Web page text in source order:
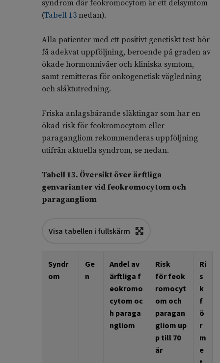
syndrom där feokromocytom är ett delsymtom
(Tabell 13nedan).
Alla patienter med ett positivt genetiskt test bör
få adekvat uppföljning, beroende på graden av
ökade hormonnivåer och kliniska symtom,
samt remitteras för onkogenetisk vägledning
och släktutredning.
Friska anlagsbärande släktingar som har en
ökad risk för feokromocytom eller
paragangliom rekommenderas uppföljning
utifrån aktuella syndrom, se nedan.
Tabell 13. Översikt över ärftliga
genvarianter vid feokromocytom och
paragangliom
Visa tabellen i fullskärm
Syndr
om
Ge
n
Andel av
ärftliga f
eokromo
cytom oc
h paraga
ngliom
Risk
förfeok
romocyt
om och
paragan
gliom up
p till 70
år
Ri
s
k
f
ö
r
m
e